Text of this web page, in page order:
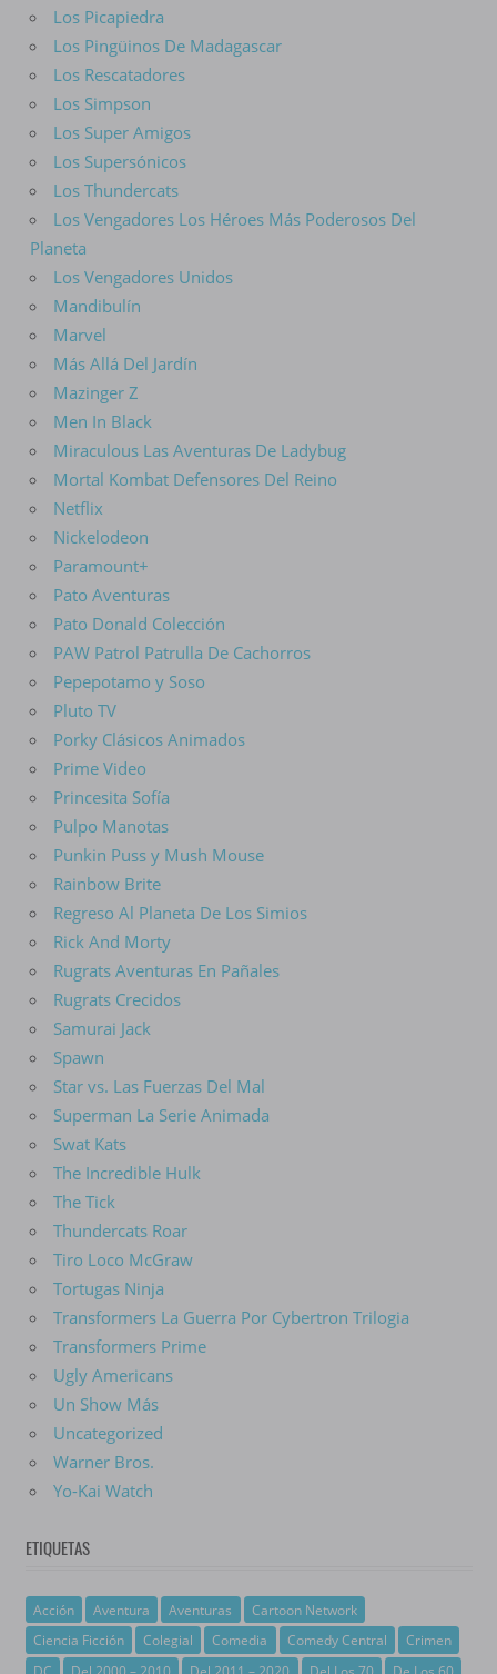
Los Picapiedra
Los Pingüinos De Madagascar
Los Rescatadores
Los Simpson
Los Super Amigos
Los Supersónicos
Los Thundercats
Los Vengadores Los Héroes Más Poderosos Del
Planeta
Los Vengadores Unidos
Mandibulín
Marvel
Más Allá Del Jardín
Mazinger Z
Men In Black
Miraculous Las Aventuras De Ladybug
Mortal Kombat Defensores Del Reino
Netflix
Nickelodeon
Paramount+
Pato Aventuras
Pato Donald Colección
PAW Patrol Patrulla De Cachorros
Pepepotamo y Soso
Pluto TV
Porky Clásicos Animados
Prime Video
Princesita Sofía
Pulpo Manotas
Punkin Puss y Mush Mouse
Rainbow Brite
Regreso Al Planeta De Los Simios
Rick And Morty
Rugrats Aventuras En Pañales
Rugrats Crecidos
Samurai Jack
Spawn
Star vs. Las Fuerzas Del Mal
Superman La Serie Animada
Swat Kats
The Incredible Hulk
The Tick
Thundercats Roar
Tiro Loco McGraw
Tortugas Ninja
Transformers La Guerra Por Cybertron Trilogia
Transformers Prime
Ugly Americans
Un Show Más
Uncategorized
Warner Bros.
Yo-Kai Watch
ETIQUETAS
Acción Aventura Aventuras
Cartoon Network
Ciencia Ficción
Colegial Comedia Comedy Central
Crimen